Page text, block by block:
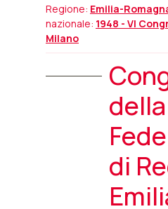
Regione: Emilia-
nazionale: 1948 - VI
Milano
della
di